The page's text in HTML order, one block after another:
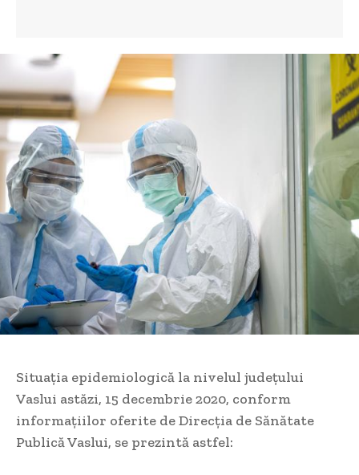
Situația epidemiologică la nivelul județului
Vaslui astăzi, 15 decembrie 2020, conform
informațiilor oferite de Direcția de Sănătate
Publică Vaslui, se prezintă astfel: